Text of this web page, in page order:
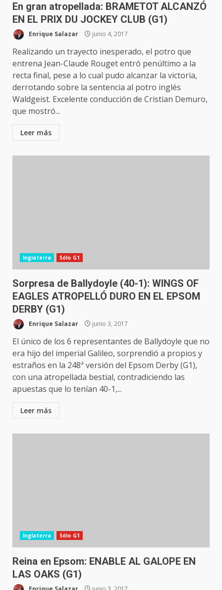
En gran atropellada: BRAMETOT ALCANZÓ
EN EL PRIX DU JOCKEY CLUB (G1)
Enrique Salazar junio 4, 2017
Realizando un trayecto inesperado, el potro que
entrena Jean-Claude Rouget entró penúltimo a la
recta final, pese a lo cual pudo alcanzar la victoria,
derrotando sobre la sentencia al potro inglés
Waldgeist. Excelente conducción de Cristian Demuro,
que mostró...
Leer más
Inglaterra Sólo G1
Sorpresa de Ballydoyle (40-1): WINGS OF
EAGLES ATROPELLÓ DURO EN EL EPSOM
DERBY (G1)
Enrique Salazar junio 3, 2017
El único de los 6 representantes de Ballydoyle que no
era hijo del imperial Galileo, sorprendió a propios y
estraños en la 248ª versión del Epsom Derby (G1),
con una atropellada bestial, contradiciendo las
apuestas que lo tenían 40-1,...
Leer más
Inglaterra Sólo G1
Reina en Epsom: ENABLE AL GALOPE EN
LAS OAKS (G1)